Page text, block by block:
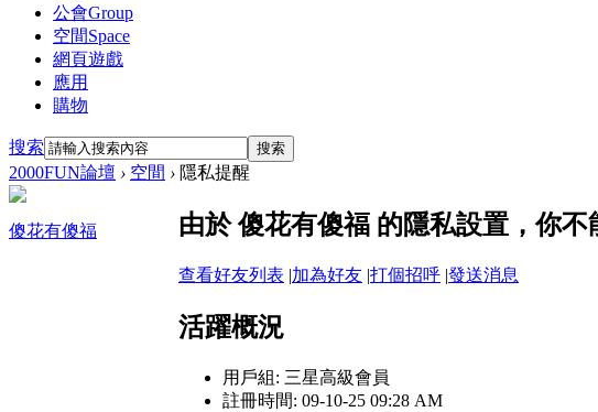
公會Group
空間Space
網頁遊戲
應用
購物
搜索 搜索
2000FUN論壇 › 空間 › 隱私提醒
傻花有傻福 由於 傻花有傻福 的隱私設置，你
查看好友列表 |加為好友 |打個招呼 |發送消息
活躍概況
用戶組: 三星高級會員
註冊時間: 09-10-25 09:28 AM